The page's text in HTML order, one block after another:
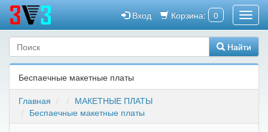
Корзина: 0
Вход
Найти
Беспаечные макетные платы
Главная
МАКЕТНЫЕ ПЛАТЫ
Беспаечные макетные платы